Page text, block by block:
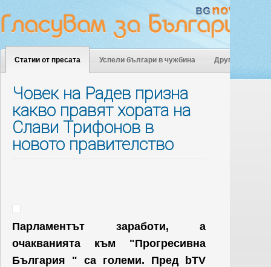
Статии от пресата Успели българи в чужбина Други
Човек на Радев призна
какво правят хората на
Слави Трифонов в
новото правителство
Парламентът заработи, а
очакванията към "Прогресивна
България " са големи. Пред bTV